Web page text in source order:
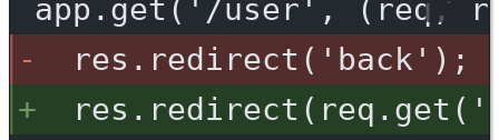
app.get('/user', (req,
res.redirect('back');